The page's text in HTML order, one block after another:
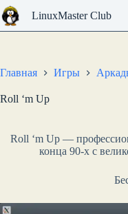
Перейти
к
сути
LinuxMaster Club
Главная Игры
Roll ‘m Up
Roll ‘m Up —
конца 90-х с